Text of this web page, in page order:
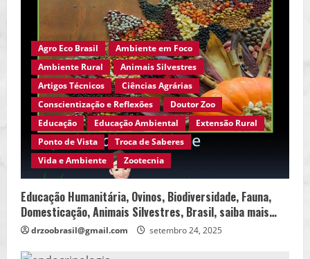
Agro Eco Brasil
Ambiente em Foco
Ambiente Rural
Animais Silvestres
Artigos Técnicos
Ciências Agrárias
Conscientização e Reflexões
Doutor Zoo
Educação
Educação Ambiental
Extensão Rural
Ponto de Vista
Troca de Saberes
Vida e Ambiente
Zootecnia
Educação Humanitária, Ovinos, Biodiversidade, Fauna,
Domesticação, Animais Silvestres, Brasil, saiba mais…
drzoobrasil@gmail.com setembro 24, 2025